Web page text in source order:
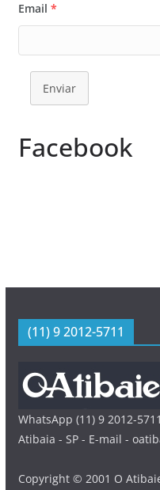
Email *
Enviar
Facebook
(11) 9 2012-5711
WhatsApp (11) 9 2012-5711
Atibaia - SP - E-mail -
Copyright © 2001 O